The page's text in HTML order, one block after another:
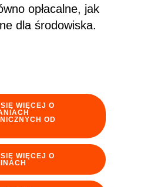
opłacalne, jak
dla środowiska.
WIĘCEJ O
OD
WIĘCEJ O